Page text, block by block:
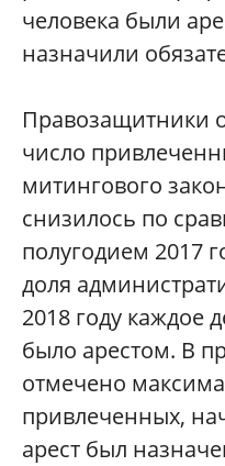
человека были
назначили
Правозащитники
число
митингового
снизилось по
полугодием 2017
доля
2018 году каждое
было арестом. В
отмечено
привлеченных,
арест был